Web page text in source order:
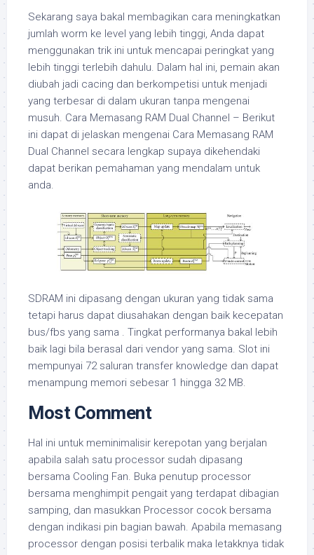
Sekarang saya bakal membagikan cara meningkatkan
jumlah worm ke level yang lebih tinggi, Anda dapat
menggunakan trik ini untuk mencapai peringkat yang
lebih tinggi terlebih dahulu. Dalam hal ini, pemain akan
diubah jadi cacing dan berkompetisi untuk menjadi
yang terbesar di dalam ukuran tanpa mengenai
musuh. Cara Memasang RAM Dual Channel – Berikut
ini dapat di jelaskan mengenai Cara Memasang RAM
Dual Channel secara lengkap supaya dikehendaki
dapat berikan pemahaman yang mendalam untuk
anda.
SDRAM ini dipasang dengan ukuran yang tidak sama
tetapi harus dapat diusahakan dengan baik kecepatan
bus/fbs yang sama . Tingkat performanya bakal lebih
baik lagi bila berasal dari vendor yang sama. Slot ini
mempunyai 72 saluran transfer knowledge dan dapat
menampung memori sebesar 1 hingga 32 MB.
Most Comment
Hal ini untuk meminimalisir kerepotan yang berjalan
apabila salah satu processor sudah dipasang
bersama Cooling Fan. Buka penutup processor
bersama menghimpit pengait yang terdapat dibagian
samping, dan masukkan Processor cocok bersama
dengan indikasi pin bagian bawah. Apabila memasang
processor dengan posisi terbalik maka letakknya tidak